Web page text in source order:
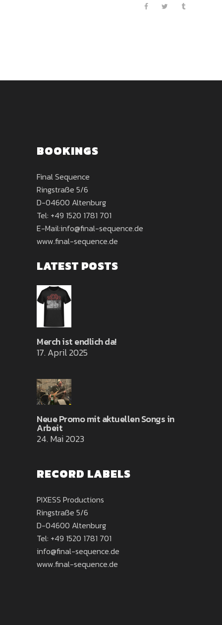
BOOKINGS
Final Sequence
Ringstraße 5/6
D-04600 Altenburg
Tel: +49 1520 1781 701
E-Mail:info@final-sequence.de
www.final-sequence.de
LATEST POSTS
Merch ist endlich da!
17. April 2025
Neue Promo mit aktuellen Songs in
Arbeit
24. Mai 2023
RECORD LABELS
PIXESS Productions
Ringstraße 5/6
D-04600 Altenburg
Tel: +49 1520 1781 701
info@final-sequence.de
www.final-sequence.de